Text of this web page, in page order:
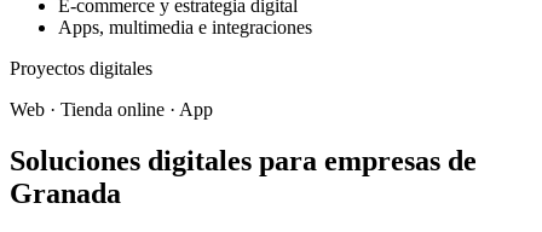
E-commerce y estrategia digital
Apps, multimedia e integraciones
Proyectos digitales
Web · Tienda online · App
Soluciones digitales para empresas de
Granada